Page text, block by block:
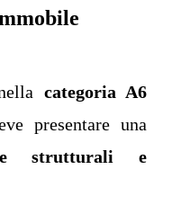
categoria A6
presentare una
strutturali e